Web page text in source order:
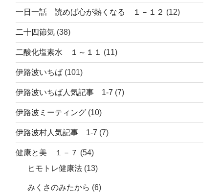
一日一話 読めば心が熱くなる １－１２ (12)
二十四節気 (38)
二酸化塩素水 １～１１ (11)
伊路波いちば (101)
伊路波いちば人気記事 1-7 (7)
伊路波ミーティング (10)
伊路波村人気記事 1-7 (7)
健康と美 １－７ (54)
ヒモトレ健康法 (13)
みくさのみたから (6)